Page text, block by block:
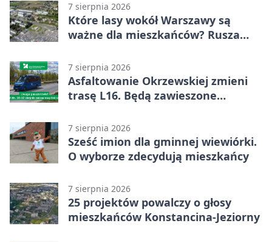
7 sierpnia 2026
Które lasy wokół Warszawy są
ważne dla mieszkańców? Rusza
7 sierpnia 2026
Asfaltowanie Okrzewskiej zmieni
trasę L16. Będą zawieszone
7 sierpnia 2026
Sześć imion dla gminnej wiewiórki.
O wyborze zdecydują mieszkańcy
7 sierpnia 2026
25 projektów powalczy o głosy
mieszkańców Konstancina-Jeziorny